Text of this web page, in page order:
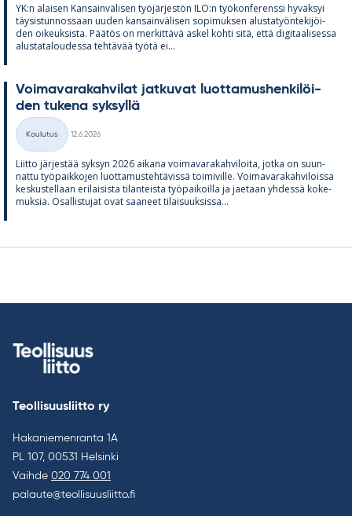
YK:n alai­sen Kan­sain­vä­li­sen työ­jär­jes­tön ILO:n työ­kon­fe­renssi hy­väk­syi
täy­sis­tun­nos­saan uu­den kan­sain­vä­li­sen so­pi­muk­sen alus­ta­työn­te­ki­jöi­
den oi­keuk­sista. Pää­tös on mer­kit­tävä as­kel kohti sitä, että di­gi­taa­li­sessa
alus­ta­ta­lou­dessa teh­tä­vää työtä ei...
Voi­ma­va­ra­kah­vi­lat jat­ku­vat luot­ta­mus­hen­ki­löi­
den tu­kena syk­syllä
Kategoriat
Koulutus
12.6.2026
Liitto jär­jes­tää syk­syn 2026 ai­kana voi­ma­va­ra­kah­vi­loita, jotka on suun­
nattu työ­paik­ko­jen luot­ta­mus­teh­tä­vissä toi­mi­ville. Voi­ma­va­ra­kah­vi­loissa
kes­kus­tel­laan eri­lai­sista ti­lan­teista työ­pai­koilla ja jae­taan yh­dessä ko­ke­
muk­sia. Osal­lis­tu­jat ovat saa­neet ti­lai­suuk­sissa...
Teollisuusliitto ry
Hakaniemenranta 1A
PL 107, 00531 Helsinki
Vaihde 020 774 001
palaute@teollisuusliitto.fi